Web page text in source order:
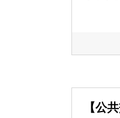
【公